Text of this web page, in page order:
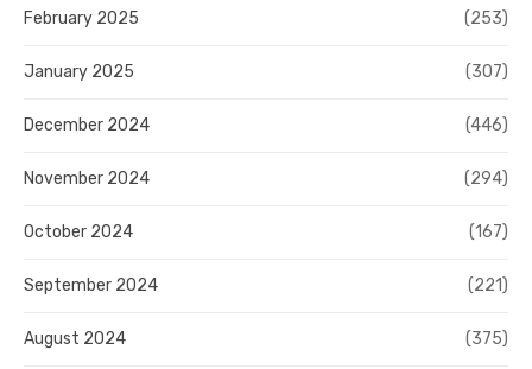
February 2025 (253)
January 2025 (307)
December 2024 (446)
November 2024 (294)
October 2024 (167)
September 2024 (221)
August 2024 (375)